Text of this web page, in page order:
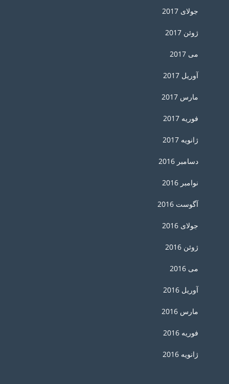
جولای 2017
ژوئن 2017
می 2017
آوریل 2017
مارس 2017
فوریه 2017
ژانویه 2017
دسامبر 2016
نوامبر 2016
آگوست 2016
جولای 2016
ژوئن 2016
می 2016
آوریل 2016
مارس 2016
فوریه 2016
ژانویه 2016